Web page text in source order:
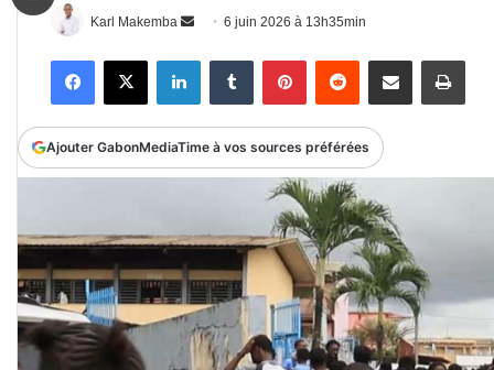
Karl Makemba
Envoyer
courriel
6 juin 2026 à 13h35min
FacebookX LinkedinTumblr PinterestReddit Partager par email
Ajouter GabonMediaTime à vos sources préférées